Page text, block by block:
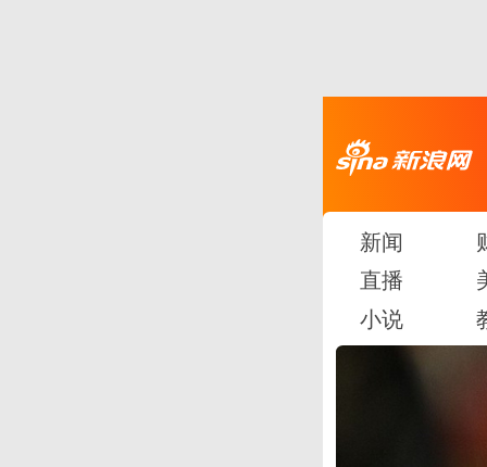
新闻
直播
小说